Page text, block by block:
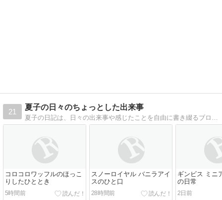
21
夏子の日々のちょっとした出来事
コロコロワッフルのほっこ
りしたひととき
5時間前
スノーロイヤル バニラアイ
スのひと口
28時間前
ギンビス ミニ
の日常
2日前